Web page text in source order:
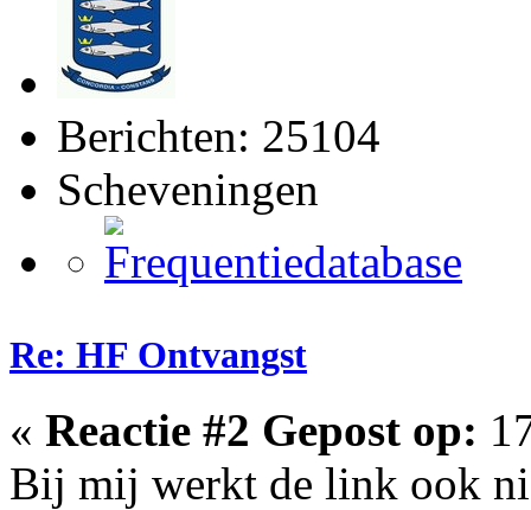
Berichten: 25104
Scheveningen
Re: HF Ontvangst
« Reactie #2 Gepost op:
Bij mij werkt de link ook